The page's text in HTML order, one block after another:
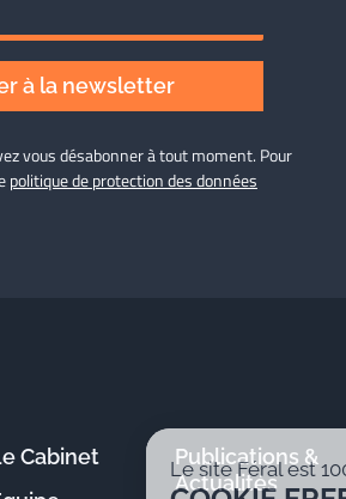
à la newsletter
vous désabonner à tout moment. Pour
politique de protection des données
Cabinet
Publications &
Actualités
Le site Féral est 100%